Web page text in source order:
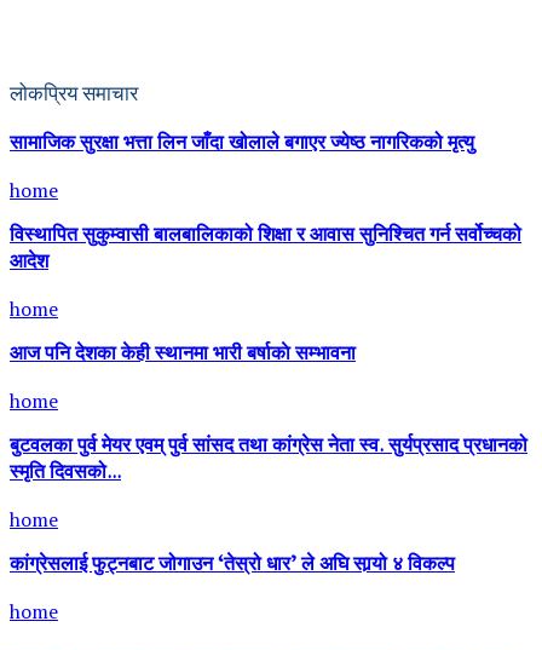
लोकप्रिय समाचार
सामाजिक सुरक्षा भत्ता लिन जाँदा खोलाले बगाएर ज्येष्ठ नागरिकको मृत्यु
home
विस्थापित सुकुम्वासी बालबालिकाको शिक्षा र आवास सुनिश्चित गर्न सर्वोच्चको
आदेश
home
आज पनि देशका केही स्थानमा भारी बर्षाकाे सम्भावना
home
बुटवलका पुर्व मेयर एवम् पुर्व सांसद तथा कांग्रेस नेता स्व. सुर्यप्रसाद प्रधानको
स्मृति दिवसको...
home
कांग्रेसलाई फुट्नबाट जोगाउन ‘तेस्रो धार’ ले अघि सार्‍यो ४ विकल्प
home